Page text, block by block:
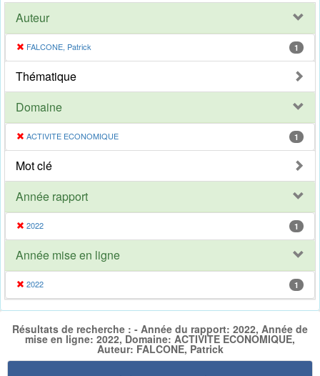
Auteur
FALCONE, Patrick 1
Thématique
Domaine
ACTIVITE ECONOMIQUE 1
Mot clé
Année rapport
2022 1
Année mise en ligne
2022 1
Résultats de recherche : - Année du rapport: 2022, Année de
mise en ligne: 2022, Domaine: ACTIVITE ECONOMIQUE,
Auteur: FALCONE, Patrick